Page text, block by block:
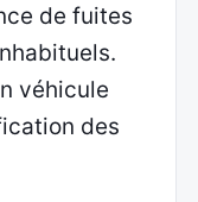
de fuites
véhicule
des